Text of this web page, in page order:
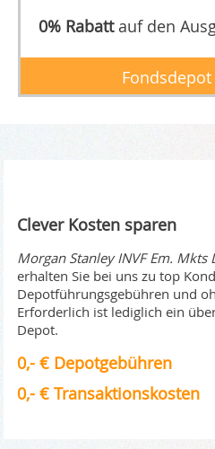
0% Rabattauf den
Clever Kosten sparen
Morgan Stanley INVF Em. Mkts
erhalten Sie bei uns zu top
Depotführungsgebühren und
Erforderlich ist lediglich ein
Depot.
0,- € Depotgebühren
0,- € Transaktionskosten